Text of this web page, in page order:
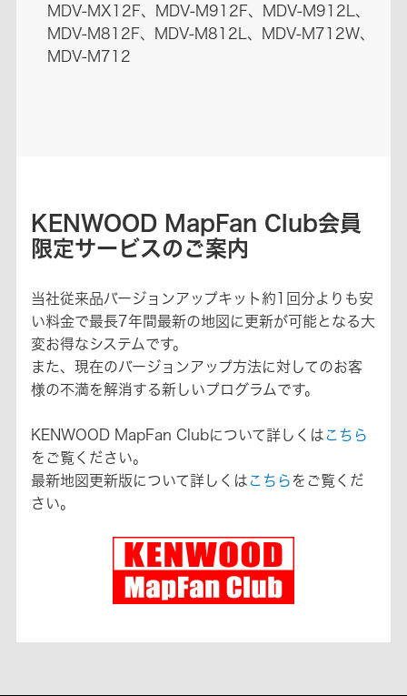
MDV-MX12F、MDV-M912F、MDV-M912L、
MDV-M812F、MDV-M812L、MDV-M712W、
MDV-M712
KENWOOD MapFan Club会員
限定サービスのご案内
当社従来品バージョンアップキット約1回分よりも安
い料金で最長7年間最新の地図に更新が可能となる大
変お得なシステムです。
また、現在のバージョンアップ方法に対してのお客
様の不満を解消する新しいプログラムです。
KENWOOD MapFan Clubについて詳しくは こちら
をご覧ください。
最新地図更新版について詳しくは こちらをご覧くだ
さい。